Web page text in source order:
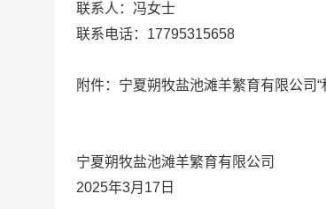
联系人：冯女士
联系电话：17795315658
附件：宁夏朔牧盐池滩羊繁育有限公司
宁夏朔牧盐池滩羊繁育有限公司
2025年3月17日